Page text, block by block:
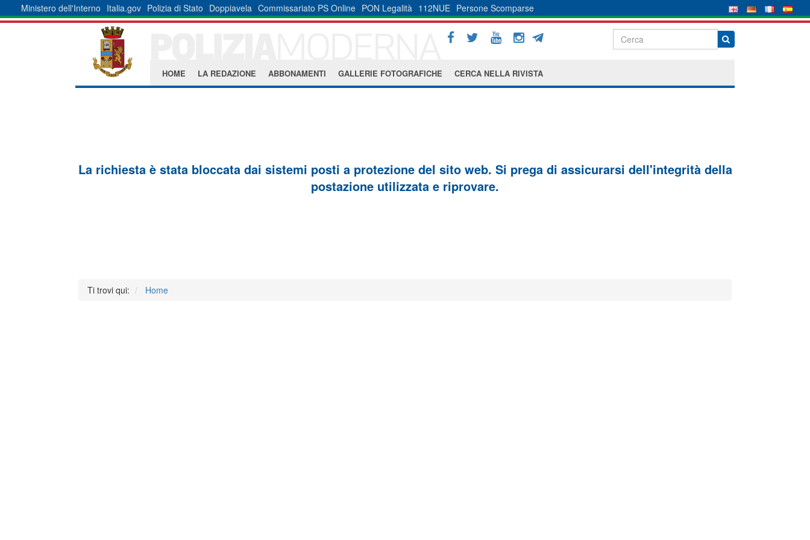
Ministero dell'Interno Italia.gov Polizia di Stato Doppiavela Commissariato PS Online PON Legalità 112NUE Persone Scomparse
HOME LA REDAZIONE ABBONAMENTI GALLERIE FOTOGRAFICHE CERCA NELLA RIVISTA
La richiesta è stata bloccata dai sistemi posti a protezione del sito web. Si prega di assicurarsi dell'integrità della
postazione utilizzata e riprovare.
Ti trovi qui: Home